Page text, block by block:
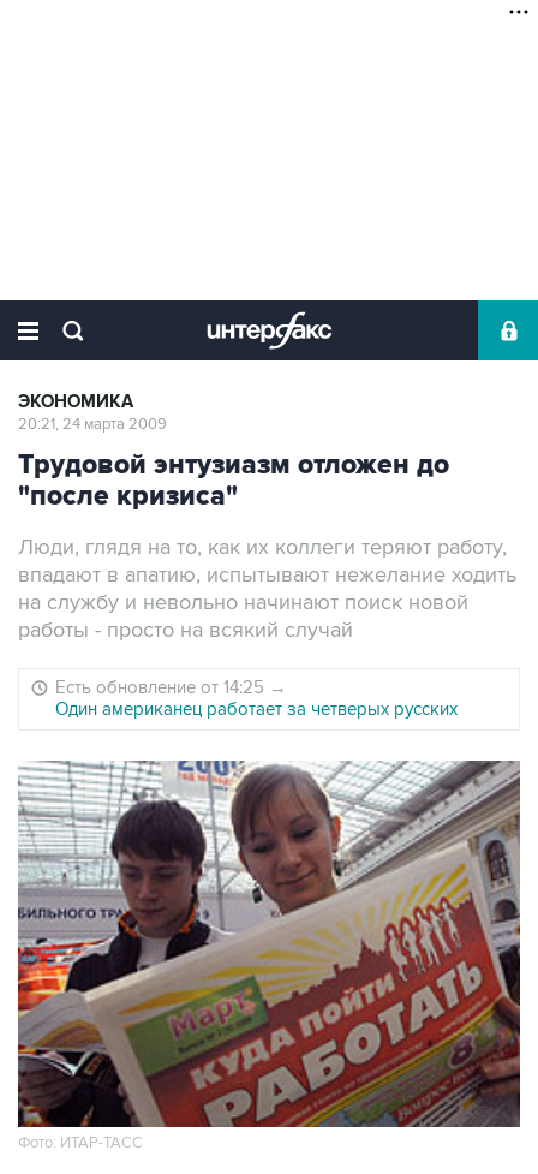
ЭКОНОМИКА
20:21, 24 марта 2009
Трудовой энтузиазм отложен до
"после кризиса"
Люди, глядя на то, как их коллеги теряют работу,
впадают в апатию, испытывают нежелание ходить
на службу и невольно начинают поиск новой
работы - просто на всякий случай
Есть обновление от 14:25 →
Один американец работает за четверых русских
Фото: ИТАР-ТАСС